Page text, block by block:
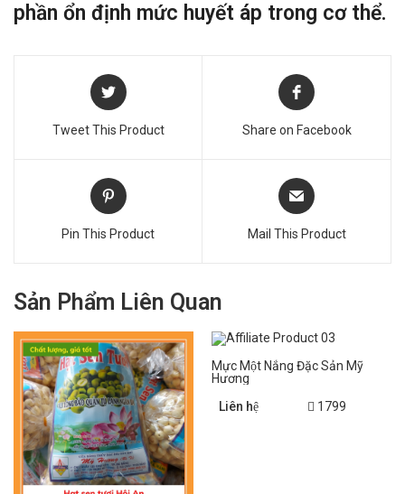
phần ổn định mức huyết áp trong cơ thể.
Tweet This Product Share on Facebook
Pin This Product Mail This Product
Sản Phẩm Liên Quan
Mực Một Nắng Đặc Sản Mỹ
Hương
Liên hệ
1799